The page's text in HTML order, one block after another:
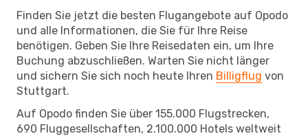
Finden Sie jetzt die besten Flugangebote auf Opodo
und alle Informationen, die Sie für Ihre Reise
benötigen. Geben Sie Ihre Reisedaten ein, um Ihre
Buchung abzuschließen. Warten Sie nicht länger
und sichern Sie sich noch heute Ihren Billigflug von
Stuttgart.
Auf Opodo finden Sie über 155.000 Flugstrecken,
690 Fluggesellschaften, 2.100.000 Hotels weltweit